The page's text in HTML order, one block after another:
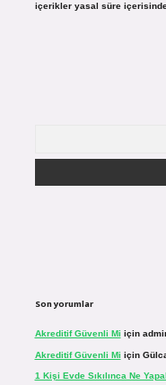
içerikler yasal süre içerisinde
Son yorumlar
Akreditif Güvenli Mi için
Akreditif Güvenli Mi için
1 Kişi Evde Sıkılınca Ne